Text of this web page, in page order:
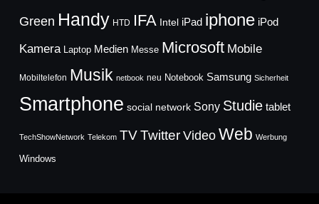
Green Handy HTD IFA Intel iPad iphone iPod
Kamera Laptop Medien Messe Microsoft Mobile
Mobiltelefon Musik netbook neu Notebook Samsung Sicherheit
Smartphone social network Sony Studie tablet
TechShowNetwork Telekom TVTwitter Video Web Werbung
Windows